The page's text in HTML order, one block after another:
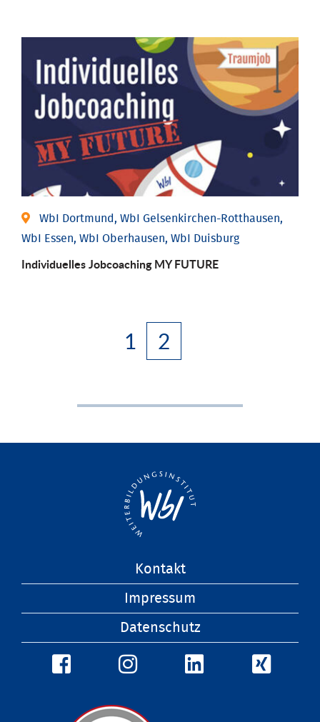
WbI Dortmund, WbI Gelsenkirchen-Rotthausen,
WbI Essen, WbI Oberhausen, WbI Duisburg
Individuelles Jobcoaching MY FUTURE
1 2
Kontakt
Impressum
Datenschutz